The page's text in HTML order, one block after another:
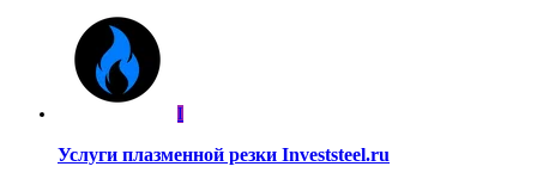
I
Услуги плазменной резки Investsteel.ru